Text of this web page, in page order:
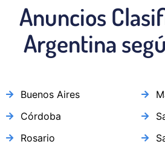
Anuncios
Argentina
Buenos Aires
Córdoba
Rosario